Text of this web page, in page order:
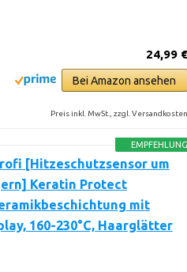
24,99 €
Bei Amazon ansehen
Preis inkl. MwSt., zzgl. Versandkosten
EMPFEHLUNG
[Hitzeschutzsensor um
Keratin Protect
mit
160-230°C, Haarglätter